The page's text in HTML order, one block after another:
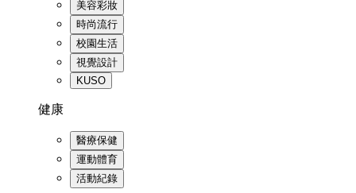
美容彩妝
時尚流行
校園生活
視覺設計
KUSO
健康
醫療保健
運動體育
活動紀錄